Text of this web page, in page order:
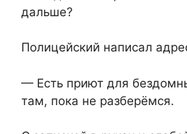
дальше?
Полицейский написал
— Есть приют для
там, пока не разберёмся.